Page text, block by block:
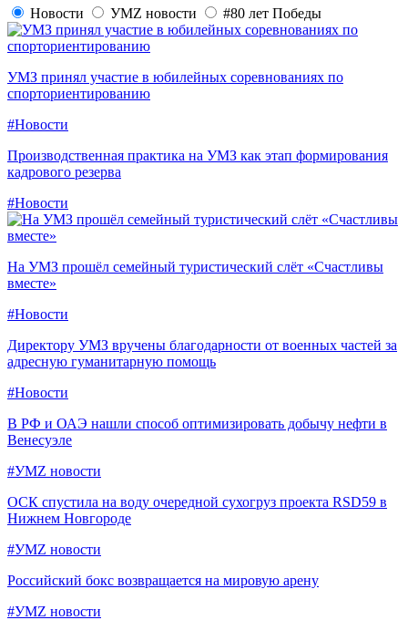
Новости УМZ новости #80 лет Победы
УМЗ принял участие в юбилейных соревнованиях по
спорториентированию
#Новости
Производственная практика на УМЗ как этап формирования
кадрового резерва
#Новости
На УМЗ прошёл семейный туристический слёт «Счастливы
вместе»
#Новости
Директору УМЗ вручены благодарности от военных частей за
адресную гуманитарную помощь
#Новости
В РФ и ОАЭ нашли способ оптимизировать добычу нефти в
Венесуэле
#УМZ новости
ОСК спустила на воду очередной сухогруз проекта RSD59 в
Нижнем Новгороде
#УМZ новости
Российский бокс возвращается на мировую арену
#УМZ новости